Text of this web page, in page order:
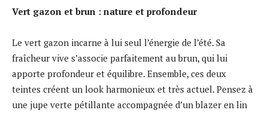
Vert gazon et brun : nature et profondeur
Le vert gazon incarne à lui seul l’énergie de l’été. Sa
fraîcheur vive s’associe parfaitement au brun, qui lui
apporte profondeur et équilibre. Ensemble, ces deux
teintes créent un look harmonieux et très actuel. Pensez à
une jupe verte pétillante accompagnée d’un blazer en lin